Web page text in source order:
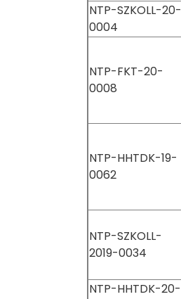
NTP-SZKOLL-20-
0004
NTP-FKT-20-
0008
NTP-HHTDK-19-
0062
NTP-SZKOLL-
2019-0034
NTP-HHTDK-20-